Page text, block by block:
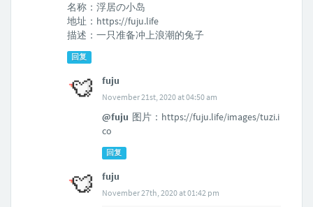
名称：浮居の小岛
地址：https://fuju.life
描述：一只准备冲上浪潮的兔子
回复
fuju
November 21st, 2020 at 04:50 am
@fuju 图片：https://fuju.life/images/tuzi.i
co
回复
fuju
November 27th, 2020 at 01:42 pm